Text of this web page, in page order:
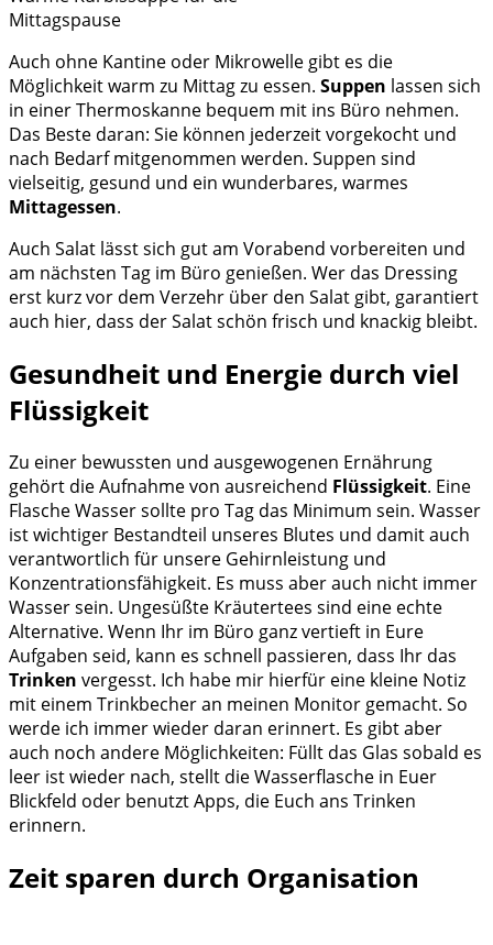
Mittagspause
Auch ohne Kantine oder Mikrowelle gibt es die
Möglichkeit warm zu Mittag zu essen. Suppen lassen sich
in einer Thermoskanne bequem mit ins Büro nehmen.
Das Beste daran: Sie können jederzeit vorgekocht und
nach Bedarf mitgenommen werden. Suppen sind
vielseitig, gesund und ein wunderbares, warmes
Mittagessen.
Auch Salat lässt sich gut am Vorabend vorbereiten und
am nächsten Tag im Büro genießen. Wer das Dressing
erst kurz vor dem Verzehr über den Salat gibt, garantiert
auch hier, dass der Salat schön frisch und knackig bleibt.
Gesundheit und Energie durch viel
Flüssigkeit
Zu einer bewussten und ausgewogenen Ernährung
gehört die Aufnahme von ausreichend Flüssigkeit. Eine
Flasche Wasser sollte pro Tag das Minimum sein. Wasser
ist wichtiger Bestandteil unseres Blutes und damit auch
verantwortlich für unsere Gehirnleistung und
Konzentrationsfähigkeit. Es muss aber auch nicht immer
Wasser sein. Ungesüßte Kräutertees sind eine echte
Alternative. Wenn Ihr im Büro ganz vertieft in Eure
Aufgaben seid, kann es schnell passieren, dass Ihr das
Trinken vergesst. Ich habe mir hierfür eine kleine Notiz
mit einem Trinkbecher an meinen Monitor gemacht. So
werde ich immer wieder daran erinnert. Es gibt aber
auch noch andere Möglichkeiten: Füllt das Glas sobald es
leer ist wieder nach, stellt die Wasserflasche in Euer
Blickfeld oder benutzt Apps, die Euch ans Trinken
erinnern.
Zeit sparen durch Organisation